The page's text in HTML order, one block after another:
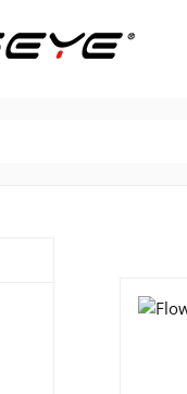
Sportbrillen